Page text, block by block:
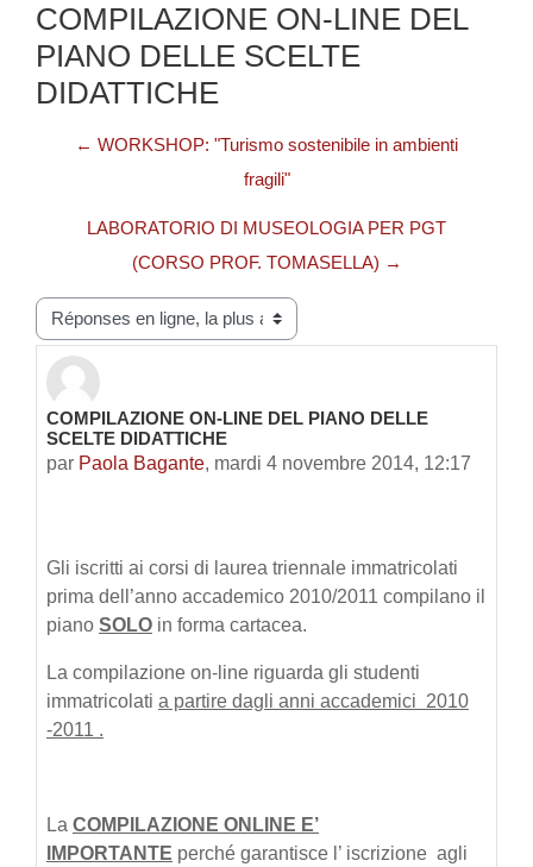
COMPILAZIONE ON-LINE DEL
PIANO DELLE SCELTE
DIDATTICHE
← WORKSHOP: "Turismo sostenibile in ambienti
fragili"
LABORATORIO DI MUSEOLOGIA PER PGT
(CORSO PROF. TOMASELLA) →
Type d’affichage
COMPILAZIONE ON-LINE DEL PIANO DELLE
SCELTE DIDATTICHE
par Paola Bagante, mardi 4 novembre 2014, 12:17
Nombre de réponses : 0
Gli iscritti ai corsi di laurea triennale immatricolati
prima dell’anno accademico 2010/2011 compilano il
piano SOLO in forma cartacea.
La compilazione on-line riguarda gli studenti
immatricolati a partire dagli anni accademici 2010
-2011 .
La COMPILAZIONE ONLINE E’
IMPORTANTE perché garantisce l’ iscrizione agli